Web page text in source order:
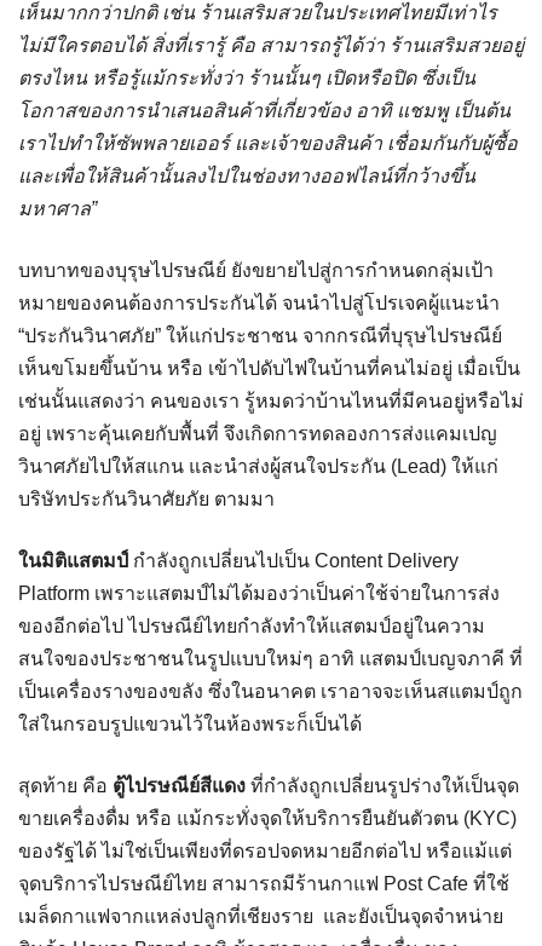
เห็นมากกว่าปกติ เช่น ร้านเสริมสวยในประเทศไทยมีเท่าไร
ไม่มีใครตอบได้ สิ่งที่เรารู้ คือ สามารถรู้ได้ว่า ร้านเสริมสวยอยู่
ตรงไหน หรือรู้แม้กระทั่งว่า ร้านนั้นๆ เปิดหรือปิด ซึ่งเป็น
โอกาสของการนำเสนอสินค้าที่เกี่ยวข้อง อาทิ แชมพู เป็นต้น
เราไปทำให้ซัพพลายเออร์ และเจ้าของสินค้า เชื่อมกันกับผู้ซื้อ
และเพื่อให้สินค้านั้นลงไปในช่องทางออฟไลน์ที่กว้างขึ้น
มหาศาล”
บทบาทของบุรุษไปรษณีย์ ยังขยายไปสู่การกำหนดกลุ่มเป้า
หมายของคนต้องการประกันได้ จนนำไปสู่โปรเจคผู้แนะนำ
“ประกันวินาศภัย” ให้แก่ประชาชน จากกรณีที่บุรุษไปรษณีย์
เห็นขโมยขึ้นบ้าน หรือ เข้าไปดับไฟในบ้านที่คนไม่อยู่ เมื่อเป็น
เช่นนั้นแสดงว่า คนของเรา รู้หมดว่าบ้านไหนที่มีคนอยู่หรือไม่
อยู่ เพราะคุ้นเคยกับพื้นที่ จึงเกิดการทดลองการส่งแคมเปญ
วินาศภัยไปให้สแกน และนำส่งผู้สนใจประกัน (Lead) ให้แก่
บริษัทประกันวินาศัยภัย ตามมา
ในมิติแสตมป์ กำลังถูกเปลี่ยนไปเป็น Content Delivery
Platform เพราะแสตมป์ไม่ได้มองว่าเป็นค่าใช้จ่ายในการส่ง
ของอีกต่อไป ไปรษณีย์ไทยกำลังทำให้แสตมป์อยู่ในความ
สนใจของประชาชนในรูปแบบใหม่ๆ อาทิ แสตมป์เบญจภาคี ที่
เป็นเครื่องรางของขลัง ซึ่งในอนาคต เราอาจจะเห็นสแตมป์ถูก
ใส่ในกรอบรูปแขวนไว้ในห้องพระก็เป็นได้
สุดท้าย คือ ตู้ไปรษณีย์สีแดง ที่กำลังถูกเปลี่ยนรูปร่างให้เป็นจุด
ขายเครื่องดื่ม หรือ แม้กระทั่งจุดให้บริการยืนยันตัวตน (KYC)
ของรัฐได้ ไม่ใช่เป็นเพียงที่ดรอปจดหมายอีกต่อไป หรือแม้แต่
จุดบริการไปรษณีย์ไทย สามารถมีร้านกาแฟ Post Cafe ที่ใช้
เมล็ดกาแฟจากแหล่งปลูกที่เชียงราย และยังเป็นจุดจำหน่าย